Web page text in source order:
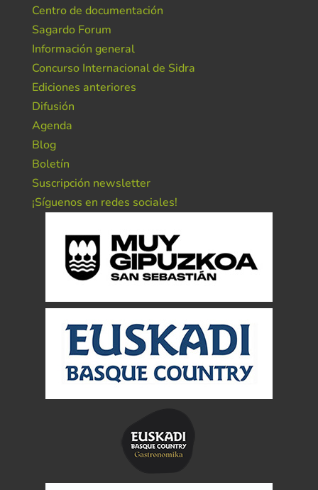
Centro de documentación
Sagardo Forum
Información general
Concurso Internacional de Sidra
Ediciones anteriores
Difusión
Agenda
Blog
Boletín
Suscripción newsletter
¡Síguenos en redes sociales!